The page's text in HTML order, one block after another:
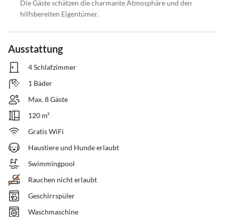
Die Gäste schätzen die charmante Atmosphäre und den
hilfsbereiten Eigentümer.
Ausstattung
4 Schlafzimmer
1 Bäder
Max. 8 Gäste
120 m²
Gratis WiFi
Haustiere und Hunde erlaubt
Swimmingpool
Rauchen nicht erlaubt
Geschirrspüler
Waschmaschine